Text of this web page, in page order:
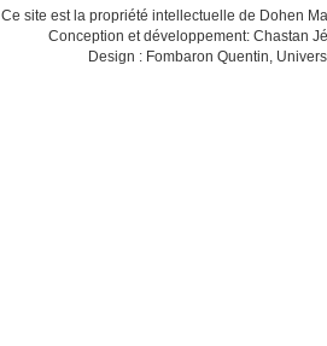
Ce site est la propriété intellectuelle de Dohen
Conception et développement: Chastan
Design : Fombaron Quentin,